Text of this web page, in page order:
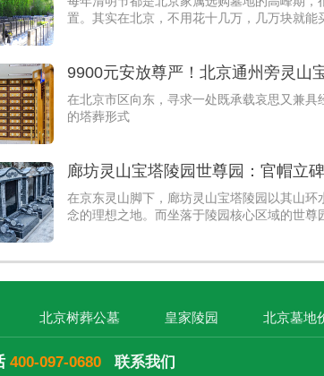
置。其实在北京，不用花十几万，几万块就
9900元安放尊严！北京通州旁灵山
在北京市区向东，寻求一处既承载哀思又兼
的塔葬形式
廊坊灵山宝塔陵园世尊园：官帽立
在京东灵山脚下，廊坊灵山宝塔陵园以其山
念的理想之地。而坐落于陵园核心区域的世尊
北京树葬公墓 皇家陵园 北京墓地
400-097-0680 联系我们